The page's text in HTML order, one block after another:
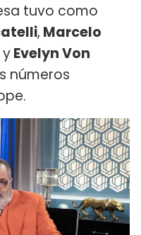
tuvo como
, Marcelo
yEvelyn Von
números